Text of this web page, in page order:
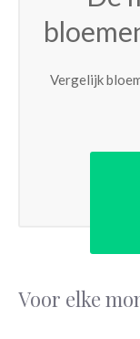
Vergelijk
Voor elke